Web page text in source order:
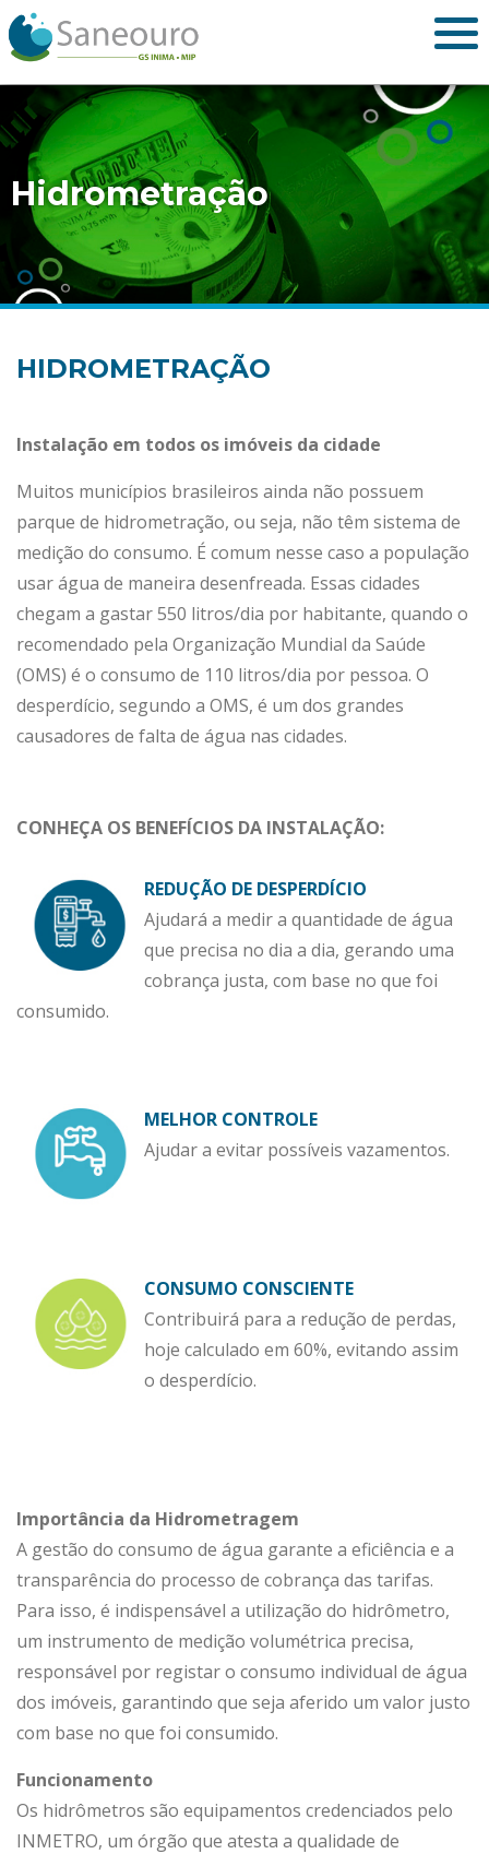
Hidrometração
HIDROMETRAÇÃO
Instalação em todos os imóveis da cidade
Muitos municípios brasileiros ainda não possuem
parque de hidrometração, ou seja, não têm sistema de
medição do consumo. É comum nesse caso a população
usar água de maneira desenfreada. Essas cidades
chegam a gastar 550 litros/dia por habitante, quando o
recomendado pela Organização Mundial da Saúde
(OMS) é o consumo de 110 litros/dia por pessoa. O
desperdício, segundo a OMS, é um dos grandes
causadores de falta de água nas cidades.
CONHEÇA OS BENEFÍCIOS DA INSTALAÇÃO:
REDUÇÃO DE DESPERDÍCIO
Ajudará a medir a quantidade de água
que precisa no dia a dia, gerando uma
cobrança justa, com base no que foi
consumido.
MELHOR CONTROLE
Ajudar a evitar possíveis vazamentos.
CONSUMO CONSCIENTE
Contribuirá para a redução de perdas,
hoje calculado em 60%, evitando assim
o desperdício.
Importância da Hidrometragem
A gestão do consumo de água garante a eficiência e a
transparência do processo de cobrança das tarifas.
Para isso, é indispensável a utilização do hidrômetro,
um instrumento de medição volumétrica precisa,
responsável por registar o consumo individual de água
dos imóveis, garantindo que seja aferido um valor justo
com base no que foi consumido.
Funcionamento
Os hidrômetros são equipamentos credenciados pelo
INMETRO, um órgão que atesta a qualidade de